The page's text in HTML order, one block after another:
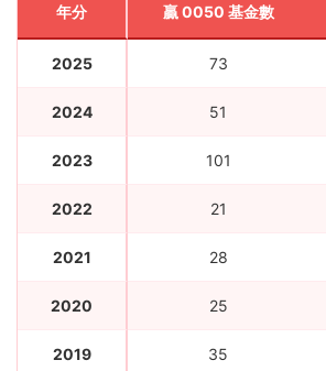
年分 贏 0050 基金數
2025 73
2024 51
2023 101
2022 21
2021 28
2020 25
2019 35